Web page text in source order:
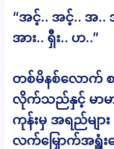
“အင့်.. အင့်.. အ..
အား.. ရှီး.. ဟ..”
တစ်မိနစ်လောက်
လိုက်သည်နှင့် မာမ
ကုန်းမှ အရည်များ
လက်မြှောက်အရှူံးပ